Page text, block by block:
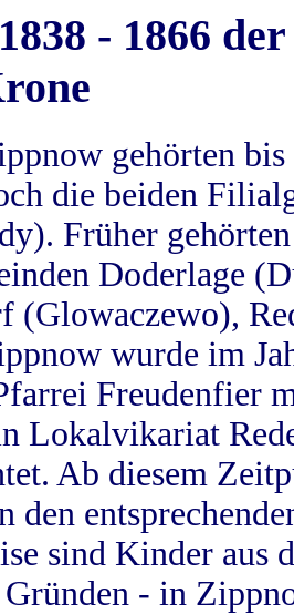
- 1866
gehörten
die beiden
Früher
Doderlage
(Glowaczewo),
wurde im
Freudenfier
Lokalvikariat
Ab diesem
den
sind Kinder aus
- in